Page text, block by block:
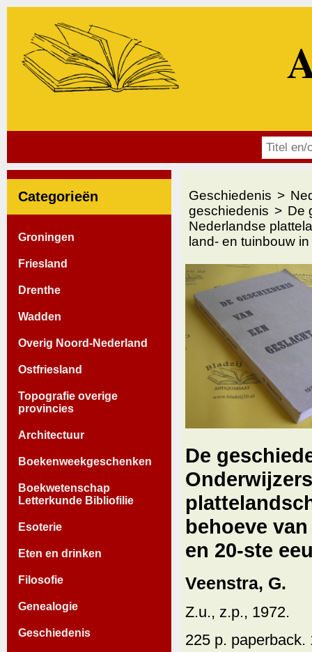
Categorieën
Groningen
Friesland
Drenthe
Wadden
Overig Noord-Nederland
Ostfriesland
Topografie overige
provincies
Architectuur
Boekenweekgeschenken
Boekwetenschap
Letterkunde Bibliofilie
Esoterie
Eten en drinken
Filosofie
Genealogie
Geschiedenis
Geschiedenis
geschiedenis
De
Nederlandse
land- en tuinbouw
De
behoeve
en 20-ste
Veenstra, G.
Z.u., z.p., 1972.
225 p.